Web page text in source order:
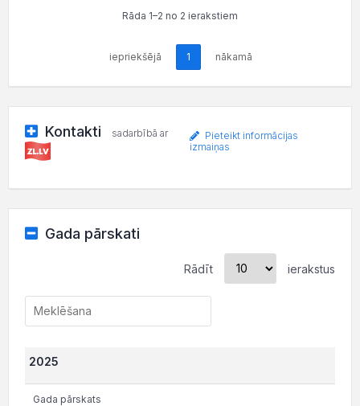
Rāda 1–2 no 2 ierakstiem
iepriekšējā 1 nākamā
Kontakti sadarbībā ar
Pieteikt informācijas
izmaiņas
Gada pārskati
Rādīt ierakstus
2025
Gada pārskats